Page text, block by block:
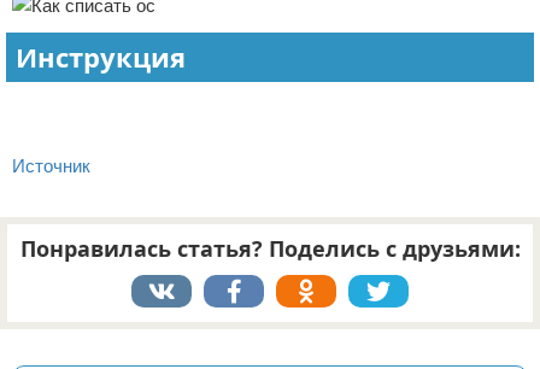
Инструкция
Источник
Понравилась статья? Поделись с друзьями: